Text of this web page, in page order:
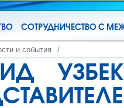
СОТРУДНИЧЕСТВО С
и события /